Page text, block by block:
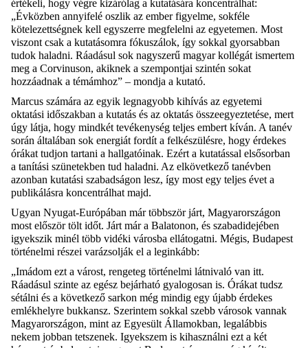
értékeli, hogy végre kizárólag a kutatására koncentrálhat:
„Évközben annyifelé oszlik az ember figyelme, sokféle
kötelezettségnek kell egyszerre megfelelni az egyetemen. Most
viszont csak a kutatásomra fókuszálok, így sokkal gyorsabban
tudok haladni. Ráadásul sok nagyszerű magyar kollégát ismertem
meg a Corvinuson, akiknek a szempontjai szintén sokat
hozzáadnak a témámhoz” – mondja a kutató.
Marcus számára az egyik legnagyobb kihívás az egyetemi
oktatási időszakban a kutatás és az oktatás összeegyeztetése, mert
úgy látja, hogy mindkét tevékenység teljes embert kíván. A tanév
során általában sok energiát fordít a felkészülésre, hogy érdekes
órákat tudjon tartani a hallgatóinak. Ezért a kutatással elsősorban
a tanítási szünetekben tud haladni. Az elkövetkező tanévben
azonban kutatási szabadságon lesz, így most egy teljes évet a
publikálásra koncentrálhat majd.
Ugyan Nyugat-Európában már többször járt, Magyarországon
most először tölt időt. Járt már a Balatonon, és szabadidejében
igyekszik minél több vidéki városba ellátogatni. Mégis, Budapest
történelmi részei varázsolják el a leginkább:
„Imádom ezt a várost, rengeteg történelmi látnivaló van itt.
Ráadásul szinte az egész bejárható gyalogosan is. Órákat tudsz
sétálni és a következő sarkon még mindig egy újabb érdekes
emlékhelyre bukkansz. Szerintem sokkal szebb városok vannak
Magyarországon, mint az Egyesült Államokban, legalábbis
nekem jobban tetszenek. Igyekszem is kihasználni ezt a két